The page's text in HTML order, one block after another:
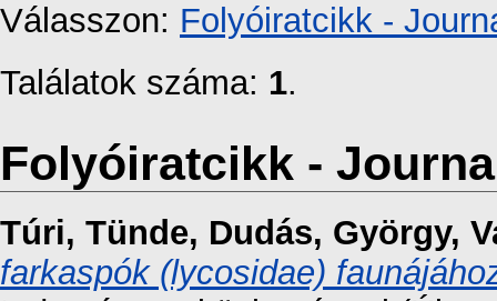
Válasszon: Folyóiratcikk -
Találatok száma: 1.
Folyóiratcikk -
Túri, Tünde, Dudás, György,
farkaspók (lycosidae)